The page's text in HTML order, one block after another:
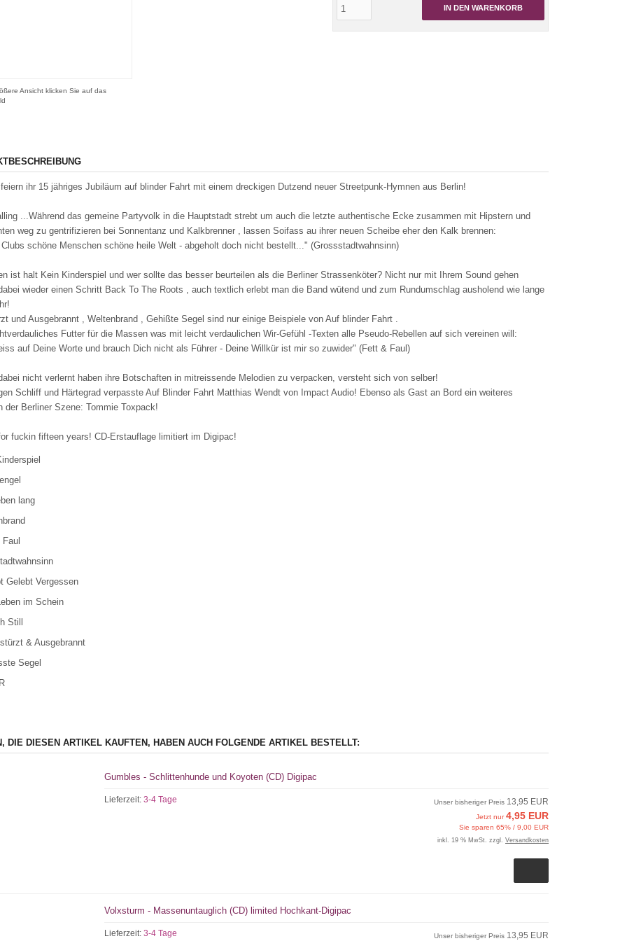
Ansicht klicken Sie auf das
IN DEN WARENKORB
ihr 15 jähriges Jubiläum auf blinder Fahrt mit einem dreckigen Dutzend neuer Streetpunk-Hymnen aus Berlin!
...Während das gemeine Partyvolk in die Hauptstadt strebt um auch die letzte authentische Ecke zusammen mit Hipstern und
weg zu gentrifizieren bei Sonnentanz und Kalkbrenner , lassen Soifass au ihrer neuen Scheibe eher den Kalk brennen:
schöne Menschen schöne heile Welt - abgeholt doch nicht bestellt..." (Grossstadtwahnsinn)
ist halt Kein Kinderspiel und wer sollte das besser beurteilen als die Berliner Strassenköter? Nicht nur mit Ihrem Sound gehen
wieder einen Schritt Back To The Roots , auch textlich erlebt man die Band wütend und zum Rundumschlag ausholend wie lange
und Ausgebrannt , Weltenbrand , Gehißte Segel sind nur einige Beispiele von Auf blinder Fahrt .
Futter für die Massen was mit leicht verdaulichen Wir-Gefühl -Texten alle Pseudo-Rebellen auf sich vereinen will:
auf Deine Worte und brauch Dich nicht als Führer - Deine Willkür ist mir so zuwider" (Fett & Faul)
nicht verlernt haben ihre Botschaften in mitreissende Melodien zu verpacken, versteht sich von selber!
Schliff und Härtegrad verpasste Auf Blinder Fahrt Matthias Wendt von Impact Audio! Ebenso als Gast an Bord ein weiteres
der Berliner Szene: Tommie Toxpack!
fuckin fifteen years! CD-Erstauflage limitiert im Digipac!
lang
Gelebt Vergessen
im Schein
Still
& Ausgebrannt
Segel
DIE DIESEN ARTIKEL KAUFTEN, HABEN AUCH FOLGENDE ARTIKEL BESTELLT:
Gumbles - Schlittenhunde und Koyoten (CD) Digipac
Lieferzeit:3-4 Tage Unser bisheriger Preis 13,95 EUR
Jetzt nur4,95 EUR
Sie sparen 65% / 9,00 EUR
inkl. 19 % MwSt. zzgl. Versandkosten
Volxsturm - Massenuntauglich (CD) limited Hochkant-Digipac
Lieferzeit:3-4 Tage Unser bisheriger Preis 13,95 EUR